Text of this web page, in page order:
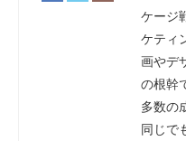
ケージ
ケティ
画やデ
の根幹
多数の
同じで